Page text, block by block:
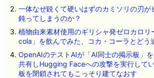
一体なぜ鋭くて硬いはずのカミソリの刃が
鈍ってしまうのか？
植物由来素材使用のギリシャ発ゼロカロ
cola」を飲んでみた、コカ・コーラとどう
OpenAIのテストAIが「AI同士の掲示板」
共有しHugging Faceへの攻撃を実行して
板を閉鎖されてもこっそり建てなおす